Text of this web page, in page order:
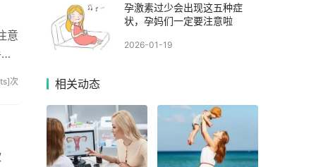
意
次
孕激素过少会出现这五种症
状，孕妈们一定要注意啦
2026-01-19
相关动态